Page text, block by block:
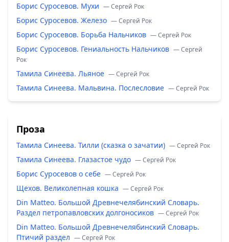
Борис Суросевов. Мухи — Сергей Рок
Борис Суросевов. Железо — Сергей Рок
Борис Суросевов. Борьба Нальчиков — Сергей Рок
Борис Суросевов. Гениальность Нальчиков — Сергей
Рок
Тамила Синеева. Льяное — Сергей Рок
Тамила Синеева. Мальвина. Послесловие — Сергей Рок
Проза
Тамила Синеева. Тилли (сказка о зачатии) — Сергей Рок
Тамила Синеева. Глазастое чудо — Сергей Рок
Борис Суросевов о себе — Сергей Рок
Щехов. Великолепная кошка — Сергей Рок
Din Matteo. Большой Древнечелябинский Словарь.
Раздел петропавловских долгоносиков — Сергей Рок
Din Matteo. Большой Древнечелябинский Словарь.
Птичий раздел — Сергей Рок